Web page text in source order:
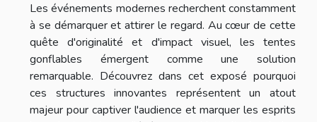
Les événements modernes recherchent constamment
à se démarquer et attirer le regard. Au cœur de cette
quête d'originalité et d'impact visuel, les tentes
gonflables émergent comme une solution
remarquable. Découvrez dans cet exposé pourquoi
ces structures innovantes représentent un atout
majeur pour captiver l'audience et marquer les esprits